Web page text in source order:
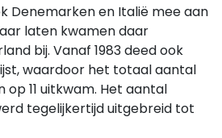
Denemarken en Italië mee aan
laten kwamen daar
bij. Vanaf 1983 deed ook
waardoor het totaal aantal
11 uitkwam. Het aantal
tegelijkertijd uitgebreid tot